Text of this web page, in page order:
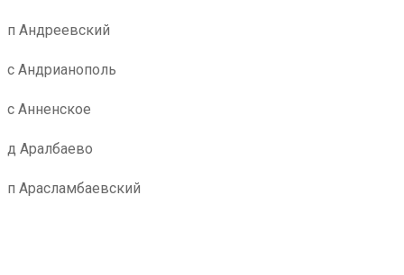
п Андреевский
с Андрианополь
с Анненское
д Аралбаево
п Арасламбаевский